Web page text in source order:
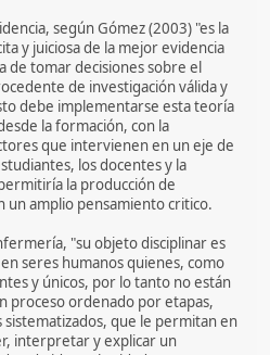
según Gómez (2003) "es la
y juiciosa de la mejor evidencia
de tomar decisiones sobre el
de investigación válida y
debe implementarse esta teoría
la formación, con la
que intervienen en un eje de
los docentes y la
la producción de
un amplio pensamiento critico.
"su objeto disciplinar es
seres humanos quienes, como
y únicos, por lo tanto no están
proceso ordenado por etapas,
sistematizados, que le permitan en
interpretar y explicar un